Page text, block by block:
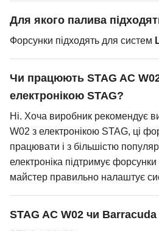
Для якого палива
Форсунки підходять для систем
Чи працюють STAG AC
електронікою STAG?
Ні. Хоча виробник рекомендує
W02 з електронікою STAG, ці
працювати і з більшістю
електроніка підтримує
майстер правильно налаштує
STAG AC W02 чи